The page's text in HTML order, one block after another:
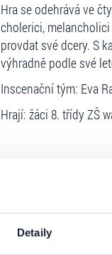
Detaily
Hra se odehrává ve
cholerici,
provdat své dcery. S
výhradně podle své
Inscenační tým: Eva
Hrají: žáci 8. třídy ZŠ
Na